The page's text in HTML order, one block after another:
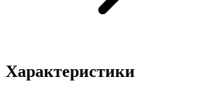
Характеристики